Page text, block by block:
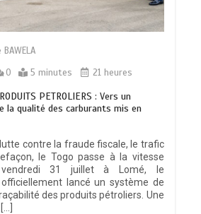
0 5 minutes 21 heures
PETROLIERS : Vers un
la qualité des carburants mis en
contre la fraude fiscale, le trafic
le Togo passe à la vitesse
vendredi 31 juillet à Lomé, le
lancé un système de
des produits pétroliers. Une